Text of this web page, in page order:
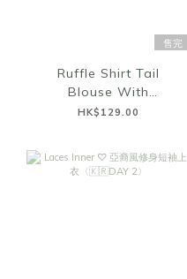
售完
Ruffle Shirt Tail
Blouse With
Muffler〈🇰🇷DAY 2〉
HK$129.00